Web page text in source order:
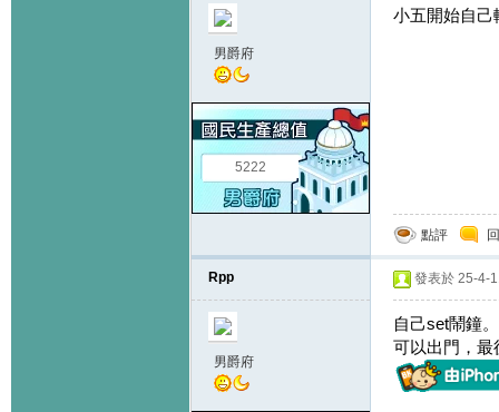
男爵府
5222
小五開始自己
點評
Rpp
男爵府
發表於 25-4-
自己set鬧鐘
可以出門，最